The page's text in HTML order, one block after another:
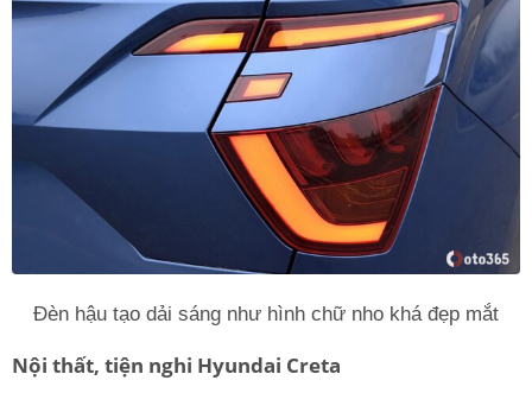
Đèn hậu tạo dải sáng như hình chữ nho khá đẹp mắt
Nội thất, tiện nghi Hyundai Creta